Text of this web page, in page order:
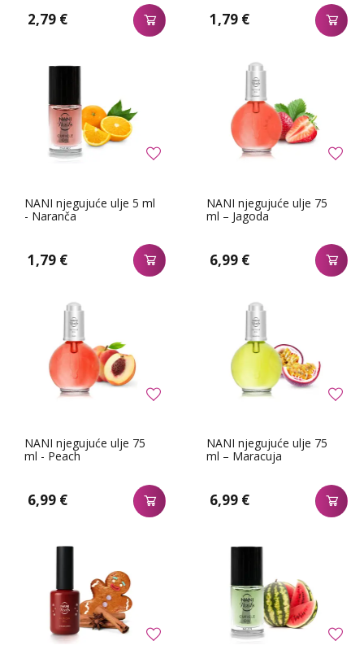
2,79 € 1,79 €
NANI njegujuće ulje 5 ml
- Naranča
1,79 €
NANI njegujuće ulje 75
ml – Jagoda
6,99 €
NANI njegujuće ulje 75
ml - Peach
6,99 €
NANI njegujuće ulje 75
ml – Maracuja
6,99 €